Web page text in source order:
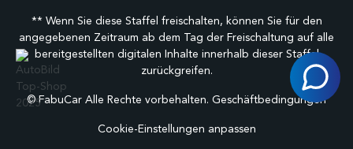
** Wenn Sie diese Staffel freischalten, können Sie für den
angegebenen Zeitraum ab dem Tag der Freischaltung auf alle
bereitgestellten digitalen Inhalte innerhalb dieser Staffel
zurückgreifen.
©FabuCar Alle Rechte vorbehalten. Geschäftbedingungen
Cookie-Einstellungen anpassen